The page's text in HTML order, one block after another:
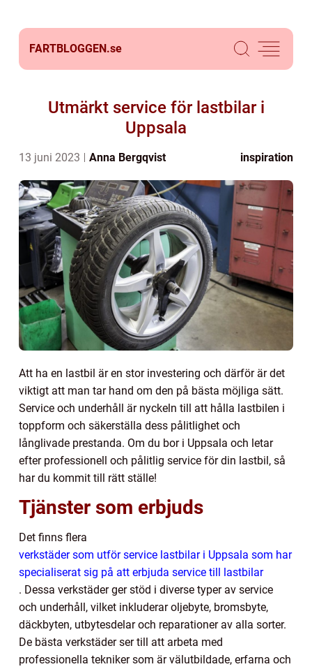
FARTBLOGGEN.se
Utmärkt service för lastbilar i
Uppsala
13 juni 2023 Anna Bergqvist inspiration
Att ha en lastbil är en stor investering och därför är det
viktigt att man tar hand om den på bästa möjliga sätt.
Service och underhåll är nyckeln till att hålla lastbilen i
toppform och säkerställa dess pålitlighet och
långlivade prestanda. Om du bor i Uppsala och letar
efter professionell och pålitlig service för din lastbil, så
har du kommit till rätt ställe!
Tjänster som erbjuds
Det finns flera
verkstäder som utför service lastbilar i Uppsala som har
specialiserat sig på att erbjuda service till lastbilar
. Dessa verkstäder ger stöd i diverse typer av service
och underhåll, vilket inkluderar oljebyte, bromsbyte,
däckbyten, utbytesdelar och reparationer av alla sorter.
De bästa verkstäder ser till att arbeta med
professionella tekniker som är välutbildade, erfarna och